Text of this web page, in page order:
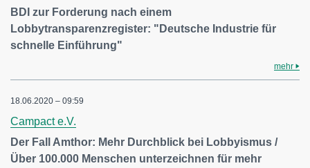
BDI zur Forderung nach einem
Lobbytransparenzregister: "Deutsche Industrie für
schnelle Einführung"
mehr
18.06.2020 – 09:59
Campact e.V.
Der Fall Amthor: Mehr Durchblick bei Lobbyismus /
Über 100.000 Menschen unterzeichnen für mehr